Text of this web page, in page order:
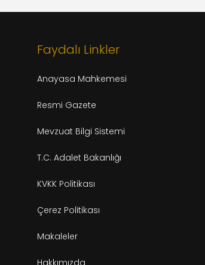
Faydalı Linkler
Anayasa Mahkemesi
Resmi Gazete
Mevzuat Bilgi Sistemi
T.C. Adalet Bakanlığı
KVKK Politikası
Çerez Politikası
Makaleler
Hakkımızda